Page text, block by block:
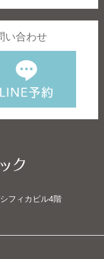
い合わせ
フィカビル4階